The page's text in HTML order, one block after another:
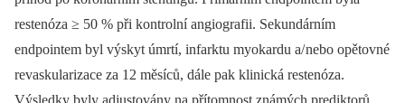
restenóza ≥ 50 % při kontrolní angiografii. Sekundárním
endpointem byl výskyt úmrtí, infarktu myokardu a/ nebo opětovné
revaskula­rizace za 12 měsíců, dále pak klinická restenóza.